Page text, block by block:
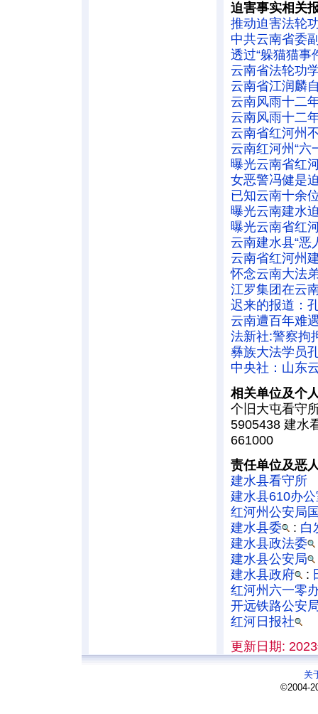
迫害事实相关
推动迫害法轮
中共云南省委
透过“躲猫猫事
云南省法轮功
云南省江润麟
云南风雨十二
云南风雨十二
云南省红河州
云南红河州“六
曝光云南省红
女恶警冯健是
已知云南十余
曝光云南建水
曝光云南省红
云南建水县“恶
云南省红河州
怀念云南大法
江罗集团在云
迟来的报道：
云南遭百年难
法新社:警察拘
彝族大法学员
中央社：山东
相关单位及个
个旧大屯看守
5905438 建水
661000
责任单位及恶
建水县看守所
建水县610办
红河州公安局
建水县委
: 白
建水县政法委
建水县公安局
建水县政府
:
红河州六一零
开远铁路公安
红河日报社
更新日期:
关
©2004-